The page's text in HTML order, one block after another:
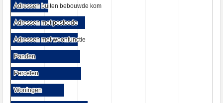
Adressen buiten bebouwde kom
Adressen buiten bebouwde kom
Adressen met postcode
Adressen met postcode
Adressen met woonfunctie
Adressen met woonfunctie
Panden
Panden
Percelen
Percelen
Woningen
Woningen